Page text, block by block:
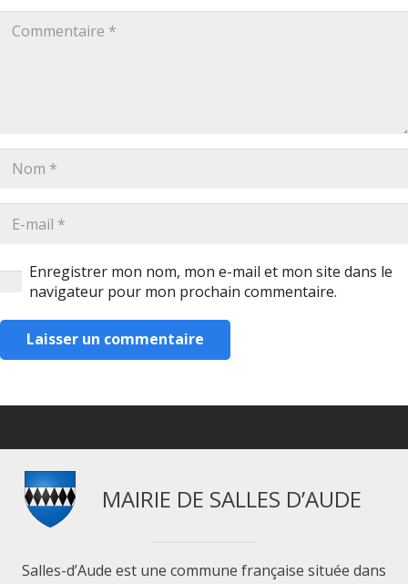
Enregistrer mon nom, mon e-mail et mon site dans le
navigateur pour mon prochain commentaire.
Laisser un commentaire
MAIRIE DE SALLES D’AUDE
Salles-d’Aude est une commune française située dans